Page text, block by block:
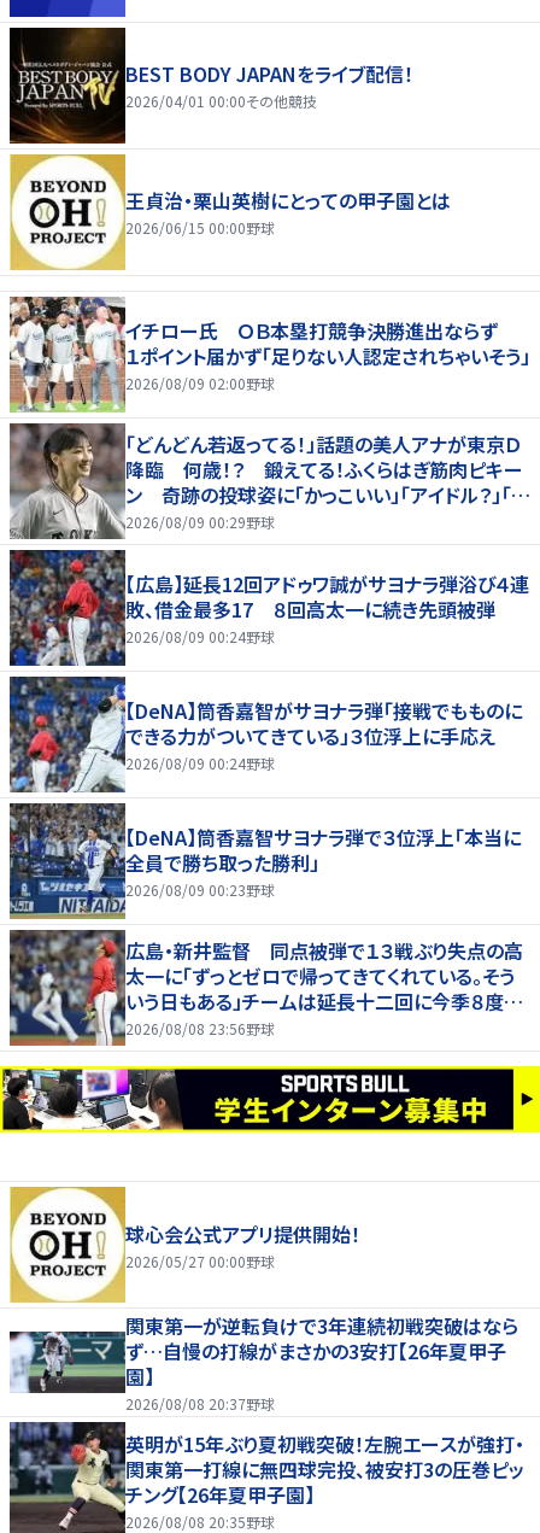
BEST BODY JAPANをライブ配信！
2026/04/01 00:00その他競技
王貞治・栗山英樹にとっての甲子園とは
2026/06/15 00:00野球
イチロー氏 ＯＢ本塁打競争決勝進出ならず
１ポイント届かず「足りない人認定されちゃいそう」
2026/08/09 02:00野球
「どんどん若返ってる！」話題の美人アナが東京Ｄ
降臨 何歳！？ 鍛えてる！ふくらはぎ筋肉ピキー
ン 奇跡の投球姿に「かっこいい」「アイドル？」「女
神」
2026/08/09 00:29野球
【広島】延長12回アドゥワ誠がサヨナラ弾浴び４連
敗、借金最多17 ８回高太一に続き先頭被弾
2026/08/09 00:24野球
【DeNA】筒香嘉智がサヨナラ弾「接戦でもものに
できる力がついてきている」３位浮上に手応え
2026/08/09 00:24野球
【DeNA】筒香嘉智サヨナラ弾で３位浮上「本当に
全員で勝ち取った勝利」
2026/08/09 00:23野球
広島・新井監督 同点被弾で１３戦ぶり失点の高
太一に「ずっとゼロで帰ってきてくれている。そう
いう日もある」チームは延長十二回に今季８度目
サヨナラ負け
2026/08/08 23:56野球
球心会公式アプリ提供開始！
2026/05/27 00:00野球
関東第一が逆転負けで3年連続初戦突破はなら
ず…自慢の打線がまさかの3安打【26年夏甲子
園】
2026/08/08 20:37野球
英明が15年ぶり夏初戦突破！左腕エースが強打・
関東第一打線に無四球完投、被安打3の圧巻ピッ
チング【26年夏甲子園】
2026/08/08 20:35野球